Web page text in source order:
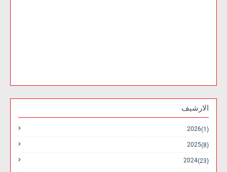
الارشيف
2026 (1)
2025 (8)
2024 (23)